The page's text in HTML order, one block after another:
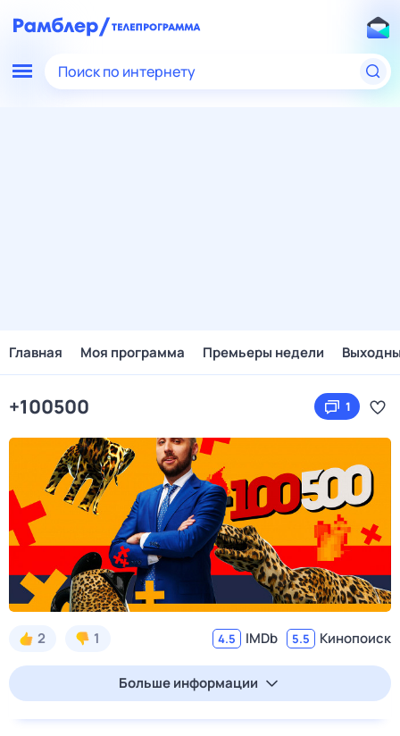
Поиск по интернету
Главная Моя программа Премьеры недели
+100500 1
2 1 4.5 IMDb 5.5 Кинопоиск
Больше информации